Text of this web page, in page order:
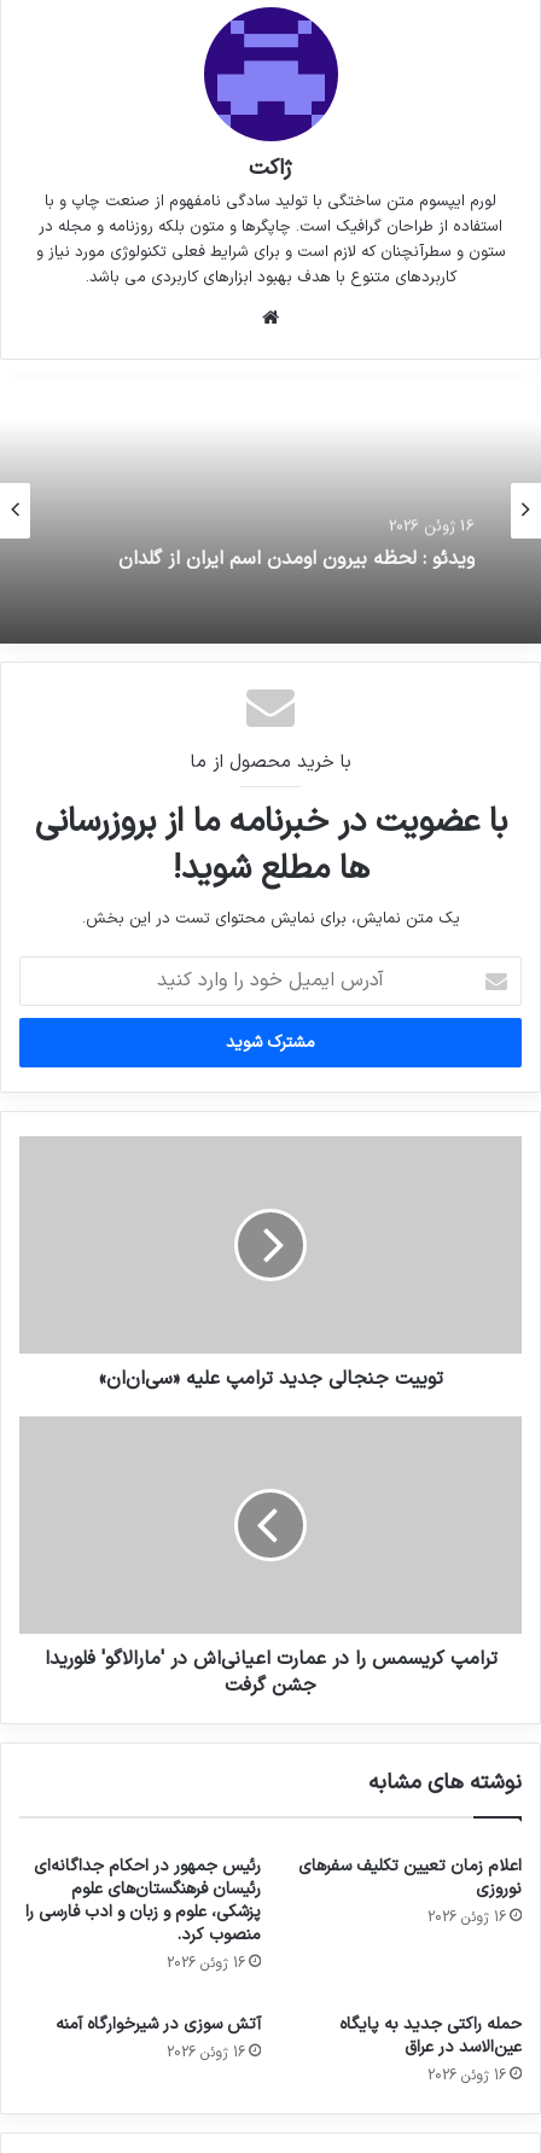
ژاکت
لورم ایپسوم متن ساختگی با تولید سادگی نامفهوم از صنعت چاپ و با
استفاده از طراحان گرافیک است. چاپگرها و متون بلکه روزنامه و مجله در
ستون و سطرآنچنان که لازم است و برای شرایط فعلی تکنولوژی مورد نیاز و
کاربردهای متنوع با هدف بهبود ابزارهای کاربردی می باشد.
16 ژوئن 2026
تشرف کاروان کودکان سرطانی یزد به زیارت امام
هشتم(ع)
16 ژوئن 2026
ویدئو : لحظه بیرون اومدن اسم ایران از گلدان
با خرید محصول از ما
با عضویت در خبرنامه ما از بروزرسانی
ها مطلع شوید!
یک متن نمایش، برای نمایش محتوای تست در این بخش.
ایمیل
خود
وارد
کنید
توییت جنجالی جدید ترامپ علیه «سی‌ان‌ان»
ترامپ کریسمس را در عمارت اعیانی‌اش در 'مارالاگو' فلوریدا
جشن گرفت
نوشته های مشابه
اعلام زمان تعیین تکلیف سفرهای
نوروزی
16 ژوئن 2026
رئیس جمهور در احکام جداگانه‌ای
رئیسان فرهنگستان‌های علوم
پزشکی، علوم و زبان و ادب فارسی را
منصوب کرد.
16 ژوئن 2026
حمله راکتی جدید به پایگاه
عین‌الاسد در عراق
16 ژوئن 2026
آتش سوزی در شیرخوارگاه آمنه
16 ژوئن 2026